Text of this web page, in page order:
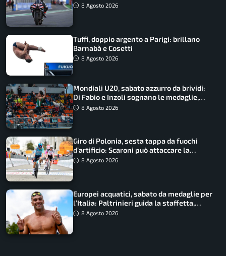
8 Agosto 2026
Tuffi, doppio argento a Parigi: brillano
Barnabà e Cosetti
8 Agosto 2026
Mondiali U20, sabato azzurro da brividi:
Di Fabio e Inzoli sognano le medaglie,
Castellani e Succo in finale
8 Agosto 2026
Giro di Polonia, sesta tappa da fuochi
d’artificio: Scaroni può attaccare la
maglia di Lemmen
8 Agosto 2026
Europei acquatici, sabato da medaglie per
l’Italia: Paltrinieri guida la staffetta,
Barnabà sogna l’oro dalle grandi altezze
8 Agosto 2026